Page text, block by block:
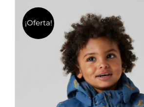
variantes.
Las
opciones
se
pueden
elegir
en
¡Oferta!